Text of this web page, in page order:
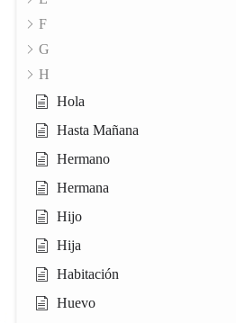
F
G
H
Hola
Hasta Mañana
Hermano
Hermana
Hijo
Hija
Habitación
Huevo